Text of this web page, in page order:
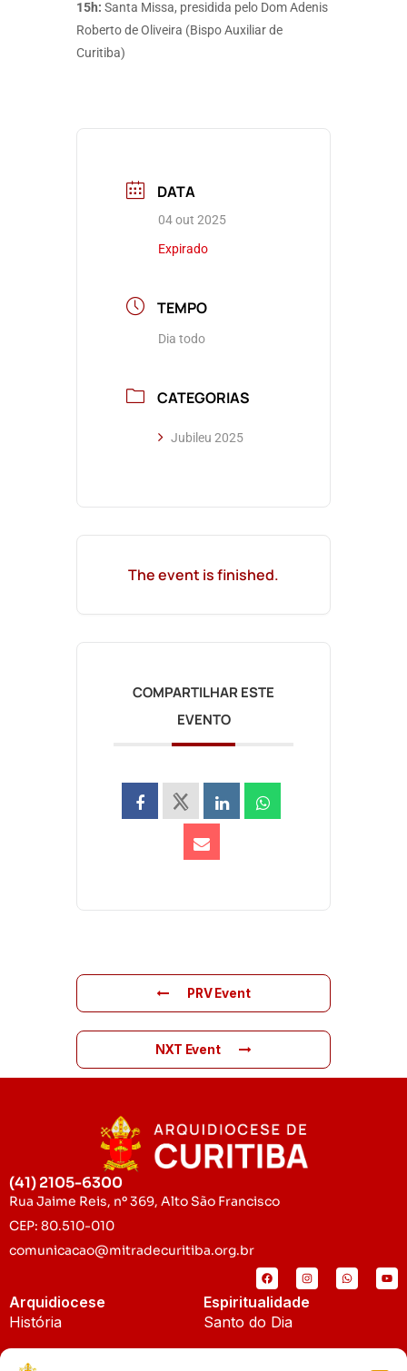
15h: Santa Missa, presidida pelo Dom Adenis
Roberto de Oliveira (Bispo Auxiliar de
Curitiba)
DATA
04 out 2025
Expirado
TEMPO
Dia todo
CATEGORIAS
Jubileu 2025
The event is finished.
COMPARTILHAR ESTE
EVENTO
PRV Event
NXT Event
(41) 2105-6300
Rua Jaime Reis, nº 369, Alto São Francisco
CEP: 80.510-010
comunicacao@mitradecuritiba.org.br
Arquidiocese
História
Padroeira
Espiritualidade
Santo do Dia